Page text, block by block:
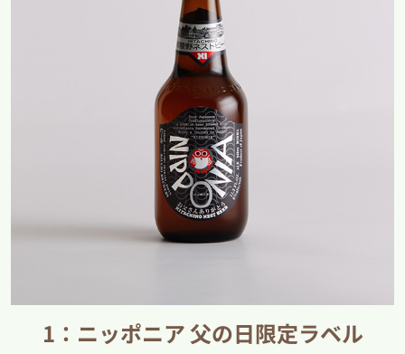
1：ニッポニア 父の日限定ラベル